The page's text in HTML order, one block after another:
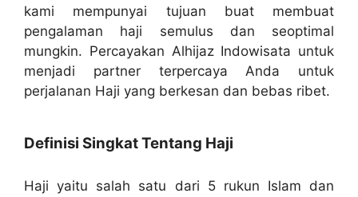
kami mempunyai tujuan buat membuat
pengalaman haji semulus dan seoptimal
mungkin. Percayakan Alhijaz Indowisata untuk
menjadi partner terpercaya Anda untuk
perjalanan Haji yang berkesan dan bebas ribet.
Definisi Singkat Tentang Haji
Haji yaitu salah satu dari 5 rukun Islam dan